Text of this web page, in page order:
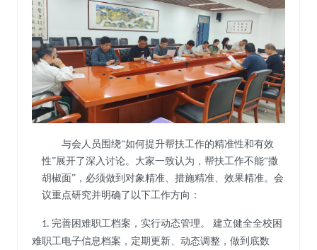
与会人员围绕“如何提升帮扶工作的精准性和有效
性”展开了深入讨论。大家一致认为，帮扶工作不能“撒
胡椒面”，必须做到对象精准、措施精准、效果精准。会
议重点研究并明确了以下工作方向：
1. 完善困难职工档案，实行动态管理。 建立健全全校困
难职工电子信息档案，定期更新、动态调整，做到底数